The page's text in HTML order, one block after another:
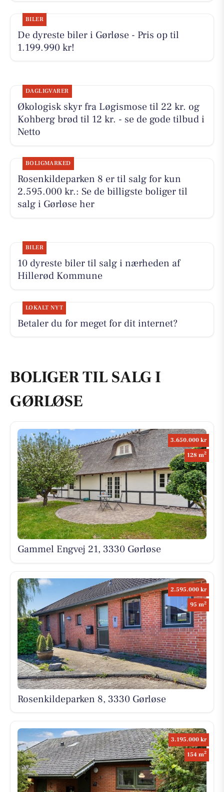
BILER
De dyreste biler i Gørløse - Pris op til
1.199.990 kr!
DAGLIGVARER
Økologisk skyr fra Løgismose til 22 kr. og
Kohberg brød til 12 kr. - se de gode tilbud i
Netto
BOLIGMARKED
Rosenkildeparken 8 er til salg for kun
2.595.000 kr.: Se de billigste boliger til
salg i Gørløse her
BILER
10 dyreste biler til salg i nærheden af
Hillerød Kommune
LOKALT NYT
Betaler du for meget for dit internet?
BOLIGER TIL SALG I
GØRLØSE
3.650.000 kr
128 m2
Gammel Engvej 21, 3330 Gørløse
2.595.000 kr
95 m2
Rosenkildeparken 8, 3330 Gørløse
3.195.000 kr
154 m2